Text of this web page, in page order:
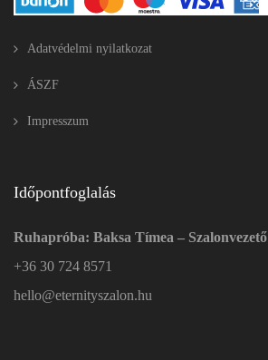
Adatvédelmi nyilatkozat
ÁSZF
Impresszum
Időpontfoglalás
Ruhapróba: Baksa Tímea – Szalonvezető
+36 30 724 8571
hello@eternityszalon.hu